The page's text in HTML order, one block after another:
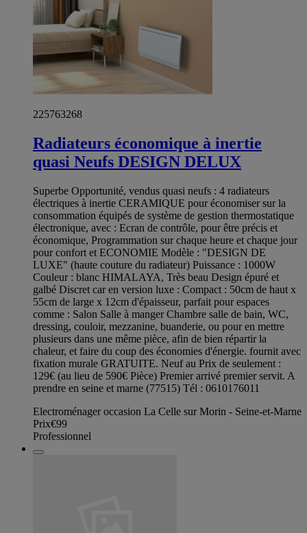
225763268
Radiateurs économique à inertie
quasi Neufs DESIGN DELUX
Superbe Opportunité, vendus quasi neufs : 4 radiateurs
électriques à inertie CERAMIQUE pour économiser sur la
consommation équipés de système de gestion thermostatique
électronique, avec : Ecran de contrôle, pour être précis et
économique, Programmation sur chaque heure et chaque jour
pour confort et ECONOMIE Modèle : "DESIGN DE
LUXE" (haute couture du radiateur) Puissance : 1000W
Couleur : blanc HIMALAYA, Très beau Design épuré et
galbé Discret car en version luxe : Compact : 50cm de haut x
55cm de large x 12cm d'épaisseur, parfait pour espaces
comme : Salon Salle à manger Chambre salle de bain, WC,
dressing, couloir, mezzanine, buanderie, ou pour en mettre
plusieurs dans une même pièce, afin de bien répartir la
chaleur, et faire du coup des économies d'énergie. fournit avec
fixation murale GRATUITE. Neuf au Prix de seulement :
129€ (au lieu de 590€ Pièce) Premier arrivé premier servit. A
prendre en seine et marne (77515) Tél : 0610176011
Electroménager occasion La Celle sur Morin - Seine-et-Marne
Prix€99
Professionnel